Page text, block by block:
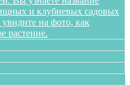
и клубневых садовых
на фото, как
растение.